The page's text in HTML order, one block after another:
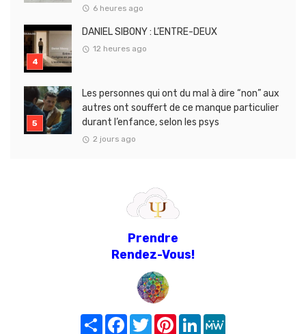
6 heures ago
DANIEL SIBONY : L’ENTRE-DEUX
12 heures ago
Les personnes qui ont du mal à dire “non” aux
autres ont souffert de ce manque particulier
durant l’enfance, selon les psys
2 jours ago
Prendre
Rendez-Vous!
Share FacebookTwitterPinterest
LinkedIn